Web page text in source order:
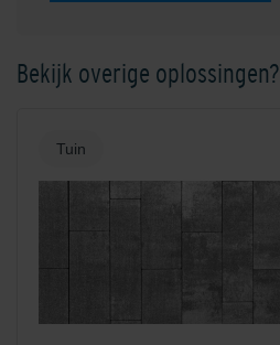
Kobalt
Bekijk overige oplossingen?
Tuin